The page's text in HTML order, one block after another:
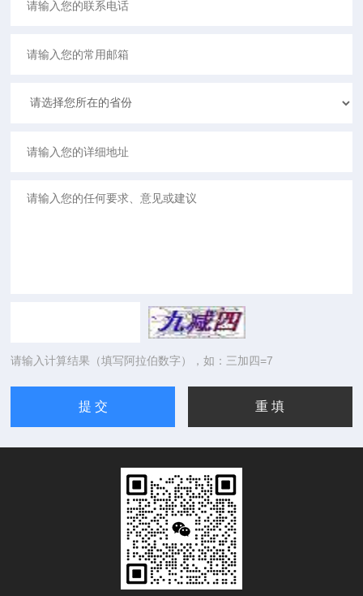
请输入计算结果（填写阿拉伯数字），如：三加四=7